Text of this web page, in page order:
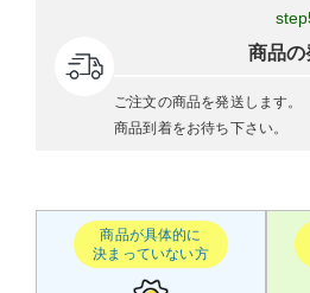
商品の
ご注文の商品を発送します。
商品到着をお待ち下さい。
商品が具体的に
決まっていない方